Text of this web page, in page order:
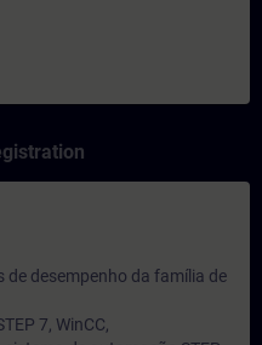
de desempenho da família de
7, WinCC,